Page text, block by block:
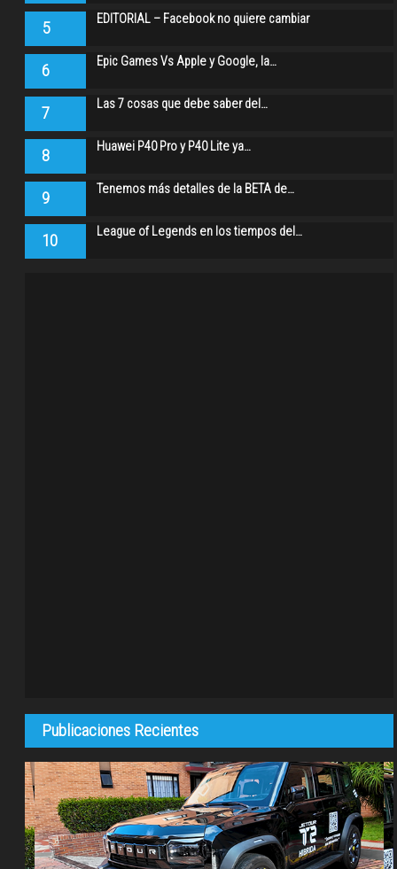
5 EDITORIAL – Facebook no quiere cambiar
6 Epic Games Vs Apple y Google, la…
7 Las 7 cosas que debe saber del…
8 Huawei P40 Pro y P40 Lite ya…
9 Tenemos más detalles de la BETA de…
10 League of Legends en los tiempos del…
Publicaciones Recientes